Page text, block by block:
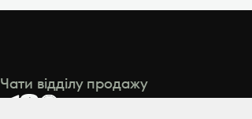
Чати відділу продажу